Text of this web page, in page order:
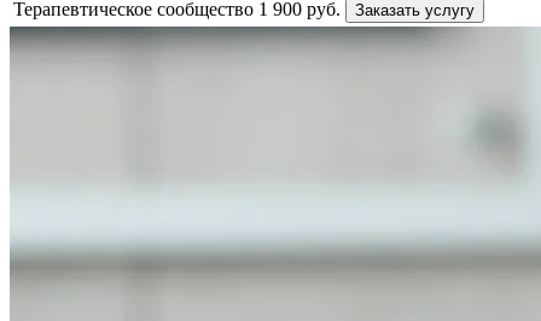
Терапевтическое сообщество 1 900 руб. Заказать услугу